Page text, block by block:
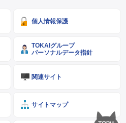
個人情報保護
TOKAIグループ
パーソナルデータ指針
関連サイト
サイトマップ